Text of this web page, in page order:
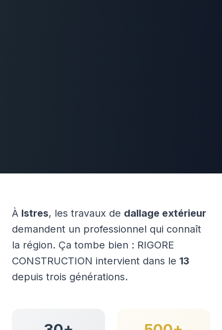
À Istres, les travaux de dallage extérieur
demandent un professionnel qui connaît
la région. Ça tombe bien : RIGORE
CONSTRUCTION intervient dans le 13
depuis trois générations.